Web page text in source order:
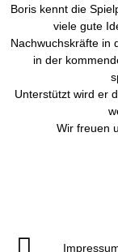
Boris kennt die
viele gute
Nachwuchskräfte in
in der
Unterstützt wird er
Wir freuen